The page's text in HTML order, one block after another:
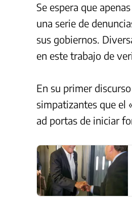
Se espera que
una serie de
sus gobiernos.
en este trabajo de
En su primer
simpatizantes que el
ad portas de iniciar